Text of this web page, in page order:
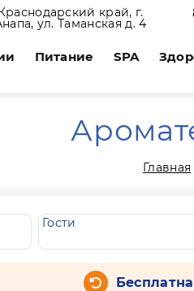
край, г.
ул. Таманская д. 4
Питание SPA
Главная
Гости